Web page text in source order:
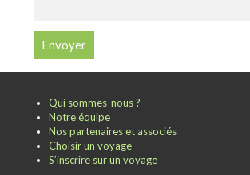
Qui sommes-nous ?
Notre équipe
Nos partenaires et associés
Choisir un voyage
S’inscrire sur un voyage